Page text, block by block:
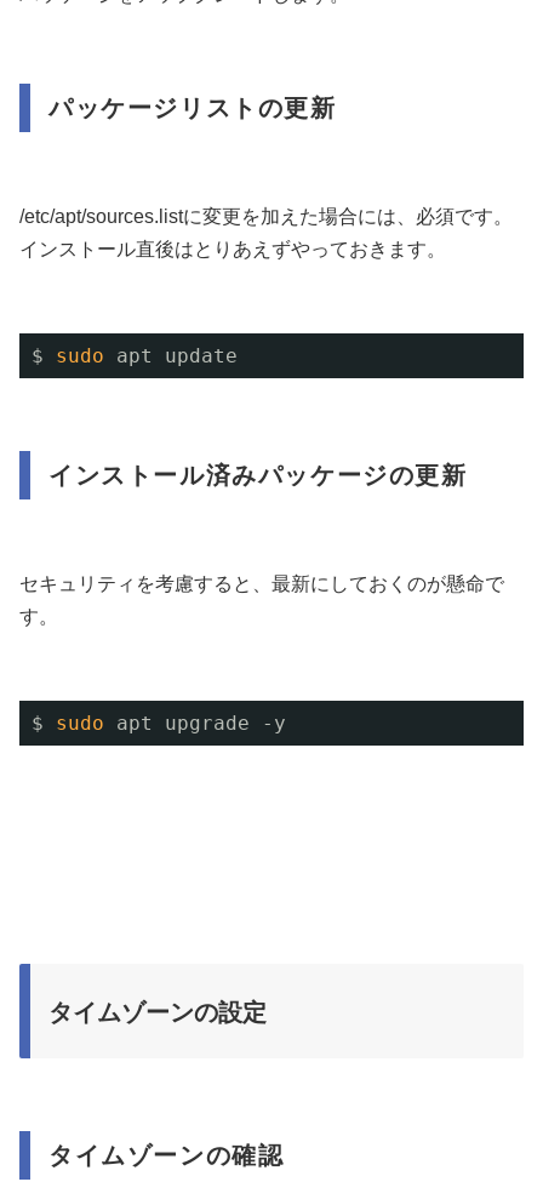
パッケージリストの更新
/etc/apt/sources.listに変更を加えた場合には、必須です。
インストール直後はとりあえずやっておきます。
$ sudo apt update
インストール済みパッケージの更新
セキュリティを考慮すると、最新にしておくのが懸命で
す。
$ sudo apt upgrade -y
タイムゾーンの設定
タイムゾーンの確認